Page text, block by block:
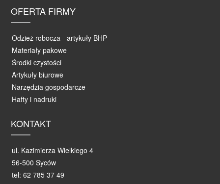
OFERTA FIRMY
Odzież robocza - artykuły BHP
Materiały pakowe
Środki czystości
Artykuły biurowe
Narzędzia gospodarcze
Hafty i nadruki
KONTAKT
ul. Kazimierza Wielkiego 4
56-500 Syców
tel: 62 785 37 49